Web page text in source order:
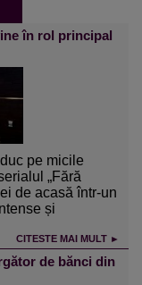
în rol principal
pe micile
„Fără
de acasă într-un
și
CITESTE MAI MULT ►
de bănci din